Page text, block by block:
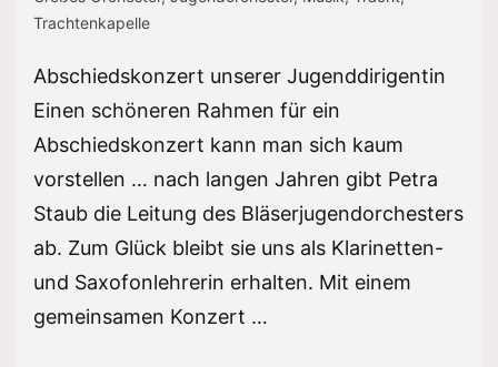
Trachtenkapelle
Abschiedskonzert unserer Jugenddirigentin
Einen schöneren Rahmen für ein
Abschiedskonzert kann man sich kaum
vorstellen … nach langen Jahren gibt Petra
Staub die Leitung des Bläserjugendorchesters
ab. Zum Glück bleibt sie uns als Klarinetten-
und Saxofonlehrerin erhalten. Mit einem
gemeinsamen Konzert …